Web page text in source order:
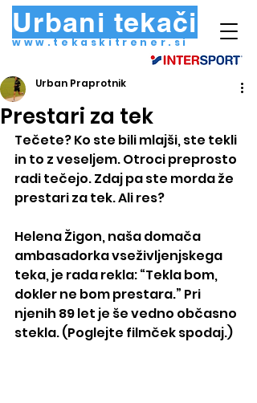
Urbani tekači
www.tekaskitrener.si
Prestari za tek
Urban Praprotnik
Tečete? Ko ste bili mlajši, ste tekli
in to z veseljem. Otroci preprosto
radi tečejo. Zdaj pa ste morda že
prestari za tek. Ali res?
Helena Žigon, naša domača
ambasadorka vseživljenjskega
teka, je rada rekla: “Tekla bom,
dokler ne bom prestara.” Pri
njenih 89 let je še vedno občasno
stekla. (Poglejte filmček spodaj.)